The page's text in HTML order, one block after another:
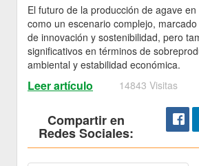
El futuro de la producción de agave
como un escenario complejo,
de innovación y sostenibilidad, pero
significativos en términos de
ambiental y estabilidad económica.
Leer artículo 14843 Visitas
Compartir en
Redes Sociales: